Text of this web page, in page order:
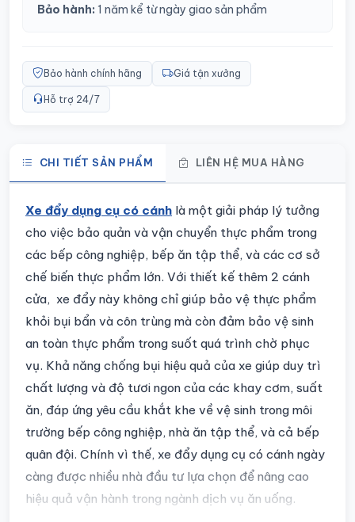
Bảo hành: 1 năm kể từ ngày giao sản phẩm
Bảo hành chính hãng Giá tận xưởng
Hỗ trợ 24/7
CHI TIẾT SẢN PHẨM LIÊN HỆ MUA HÀNG
Chi tiết sản phẩm
Xe đẩy dụng cụ có cánh là một giải pháp lý tưởng
cho việc bảo quản và vận chuyển thực phẩm trong
các bếp công nghiệp, bếp ăn tập thể, và các cơ sở
chế biến thực phẩm lớn. Với thiết kế thêm 2 cánh
cửa, xe đẩy này không chỉ giúp bảo vệ thực phẩm
khỏi bụi bẩn và côn trùng mà còn đảm bảo vệ sinh
an toàn thực phẩm trong suốt quá trình chờ phục
vụ. Khả năng chống bụi hiệu quả của xe giúp duy trì
chất lượng và độ tươi ngon của các khay cơm, suất
ăn, đáp ứng yêu cầu khắt khe về vệ sinh trong môi
trường bếp công nghiệp, nhà ăn tập thể, và cả bếp
quân đội. Chính vì thế, xe đẩy dụng cụ có cánh ngày
càng được nhiều nhà đầu tư lựa chọn để nâng cao
hiệu quả vận hành trong ngành dịch vụ ăn uống.